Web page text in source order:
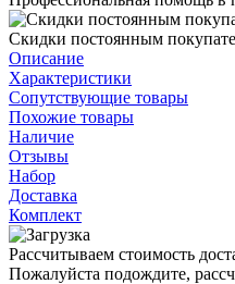
Скидки постоянным
Описание
Характеристики
Сопутствующие товары
Похожие товары
Наличие
Отзывы
Набор
Доставка
Комплект
Рассчитываем стоимость
Пожалуйста подождите,